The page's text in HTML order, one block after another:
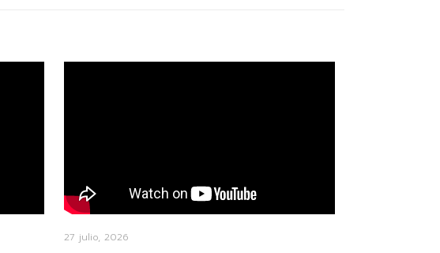
27 julio, 2026